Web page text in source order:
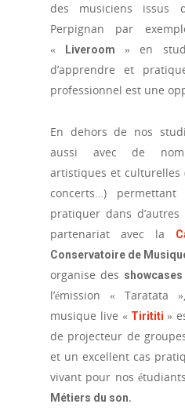
des musiciens issus
Perpignan par
«
Liveroom
» en
d’apprendre et
professionnel est une
En dehors de nos
aussi avec de
artistiques et culturelles
concerts…)
pratiquer dans
partenariat avec la
Conservatoire de
organise des showcases
l’émission « Taratata
musique live « Tirititi »
de projecteur de
et un excellent cas
vivant pour nos
Métiers du son.